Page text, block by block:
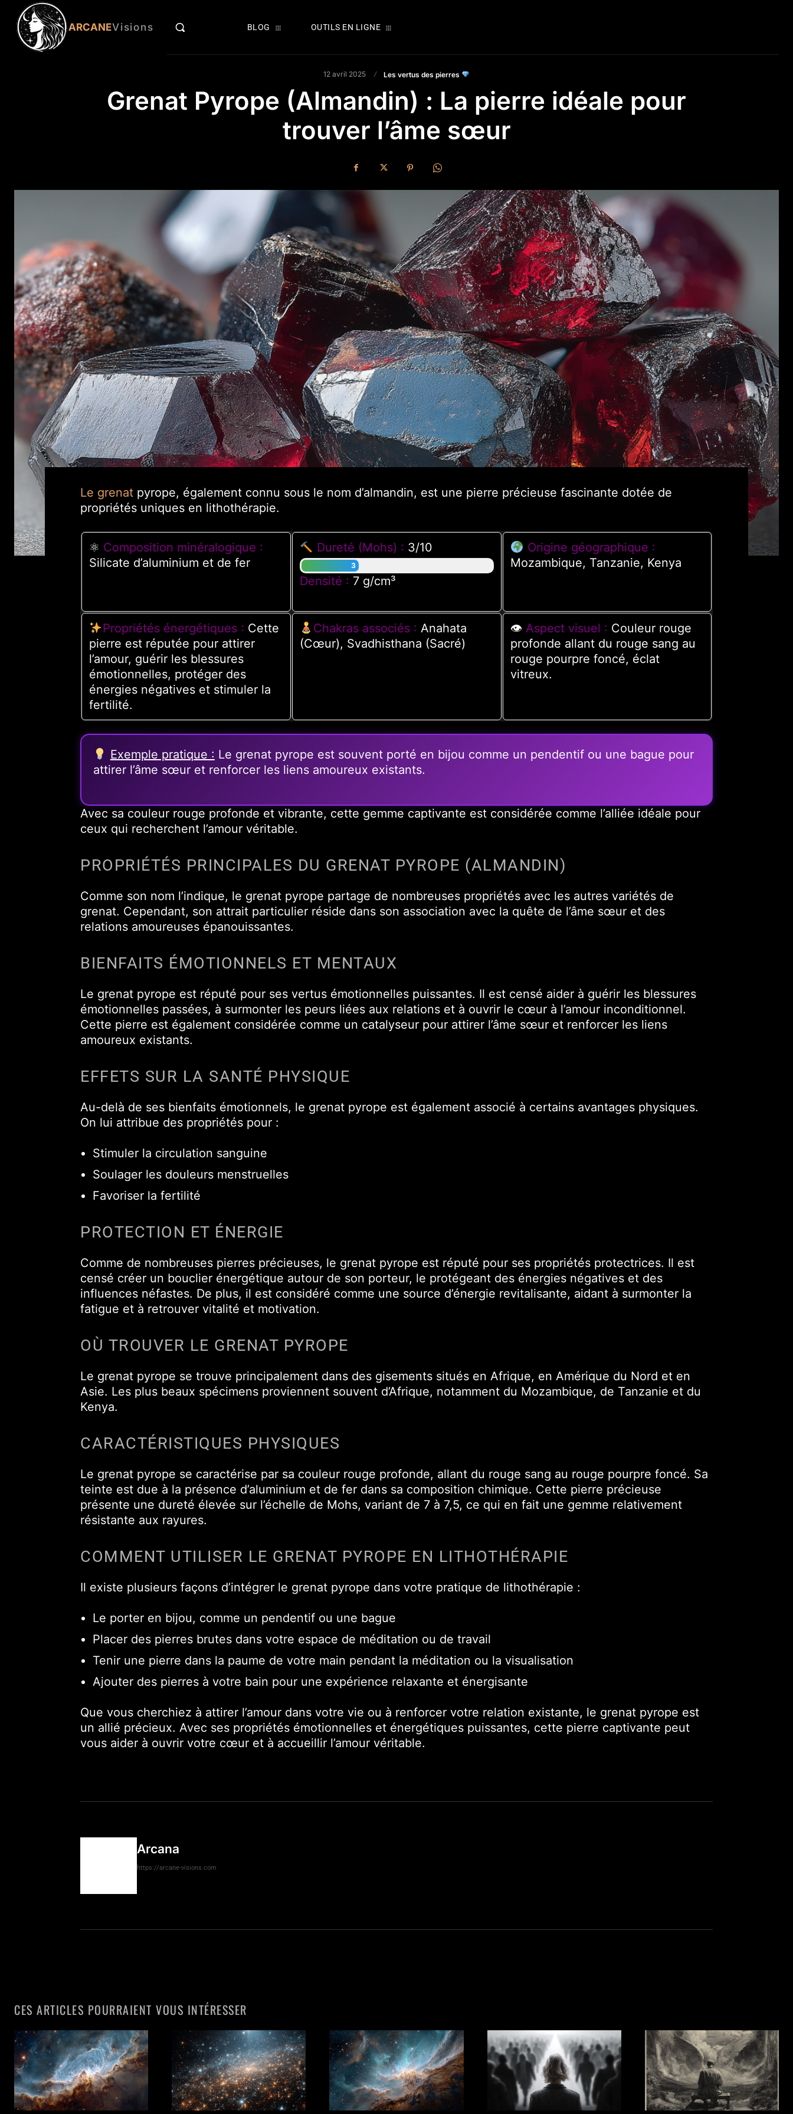
ARCANEVisions BLOG OUTILS EN LIGNE
12 avril 2025 Les vertus des pierres
Grenat Pyrope (Almandin) : La pierre idéale pour
trouver l’âme sœur
Le grenat pyrope, également connu sous le nom d’almandin, est une pierre précieuse fascinante dotée de
propriétés uniques en lithothérapie.
⚛ Composition minéralogique :
Silicate d’aluminium et de fer
Dureté (Mohs) : 3/10
3
Densité : 7 g/cm³
Origine géographique :
Mozambique, Tanzanie, Kenya
Propriétés énergétiques : Cette
pierre est réputée pour attirer
l’amour, guérir les blessures
émotionnelles, protéger des
énergies négatives et stimuler la
fertilité.
Chakras associés : Anahata
(Cœur), Svadhisthana (Sacré)
👁 Aspect visuel : Couleur rouge
profonde allant du rouge sang au
rouge pourpre foncé, éclat
vitreux.
Exemple pratique : Le grenat pyrope est souvent porté en bijou comme un pendentif ou une bague pour
attirer l’âme sœur et renforcer les liens amoureux existants.
Avec sa couleur rouge profonde et vibrante, cette gemme captivante est considérée comme l’alliée idéale pour
ceux qui recherchent l’amour véritable.
PROPRIÉTÉS PRINCIPALES DU GRENAT PYROPE (ALMANDIN)
Comme son nom l’indique, le grenat pyrope partage de nombreuses propriétés avec les autres variétés de
grenat. Cependant, son attrait particulier réside dans son association avec la quête de l’âme sœur et des
relations amoureuses épanouissantes.
BIENFAITS ÉMOTIONNELS ET MENTAUX
Le grenat pyrope est réputé pour ses vertus émotionnelles puissantes. Il est censé aider à guérir les blessures
émotionnelles passées, à surmonter les peurs liées aux relations et à ouvrir le cœur à l’amour inconditionnel.
Cette pierre est également considérée comme un catalyseur pour attirer l’âme sœur et renforcer les liens
amoureux existants.
EFFETS SUR LA SANTÉ PHYSIQUE
Au-delà de ses bienfaits émotionnels, le grenat pyrope est également associé à certains avantages physiques.
On lui attribue des propriétés pour :
Stimuler la circulation sanguine
Soulager les douleurs menstruelles
Favoriser la fertilité
PROTECTION ET ÉNERGIE
Comme de nombreuses pierres précieuses, le grenat pyrope est réputé pour ses propriétés protectrices. Il est
censé créer un bouclier énergétique autour de son porteur, le protégeant des énergies négatives et des
influences néfastes. De plus, il est considéré comme une source d’énergie revitalisante, aidant à surmonter la
fatigue et à retrouver vitalité et motivation.
OÙ TROUVER LE GRENAT PYROPE
Le grenat pyrope se trouve principalement dans des gisements situés en Afrique, en Amérique du Nord et en
Asie. Les plus beaux spécimens proviennent souvent d’Afrique, notamment du Mozambique, de Tanzanie et du
Kenya.
CARACTÉRISTIQUES PHYSIQUES
Le grenat pyrope se caractérise par sa couleur rouge profonde, allant du rouge sang au rouge pourpre foncé. Sa
teinte est due à la présence d’aluminium et de fer dans sa composition chimique. Cette pierre précieuse
présente une dureté élevée sur l’échelle de Mohs, variant de 7 à 7,5, ce qui en fait une gemme relativement
résistante aux rayures.
COMMENT UTILISER LE GRENAT PYROPE EN LITHOTHÉRAPIE
Il existe plusieurs façons d’intégrer le grenat pyrope dans votre pratique de lithothérapie :
Le porter en bijou, comme un pendentif ou une bague
Placer des pierres brutes dans votre espace de méditation ou de travail
Tenir une pierre dans la paume de votre main pendant la méditation ou la visualisation
Ajouter des pierres à votre bain pour une expérience relaxante et énergisante
Que vous cherchiez à attirer l’amour dans votre vie ou à renforcer votre relation existante, le grenat pyrope est
un allié précieux. Avec ses propriétés émotionnelles et énergétiques puissantes, cette pierre captivante peut
vous aider à ouvrir votre cœur et à accueillir l’amour véritable.
Arcana
https://arcane-visions.com
CES ARTICLES POURRAIENT VOUS INTÉRESSER